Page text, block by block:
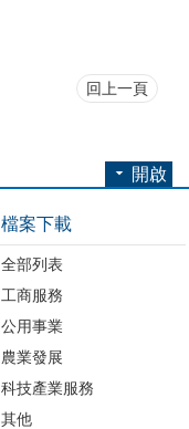
回上一頁
開啟
檔案下載
全部列表
工商服務
公用事業
農業發展
科技產業服務
其他